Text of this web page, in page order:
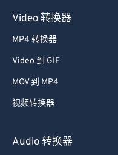
Video 转换器
MP4 转换器
Video 到 GIF
MOV 到 MP4
视频转换器
Audio 转换器